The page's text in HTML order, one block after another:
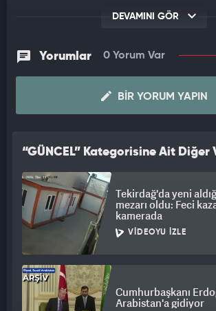
DEVAMINI GÖR
Yorumlar 0 Yorum Var
BIR YORUM YAPIN
“GÜNCEL” Kategorisine Ait Diğer
Tekirdağ'da yeni
mezarı oldu: Feci
kamerada
VIDEOYU İZLE
Cumhurbaşkanı
Arabistan'a gidiyor